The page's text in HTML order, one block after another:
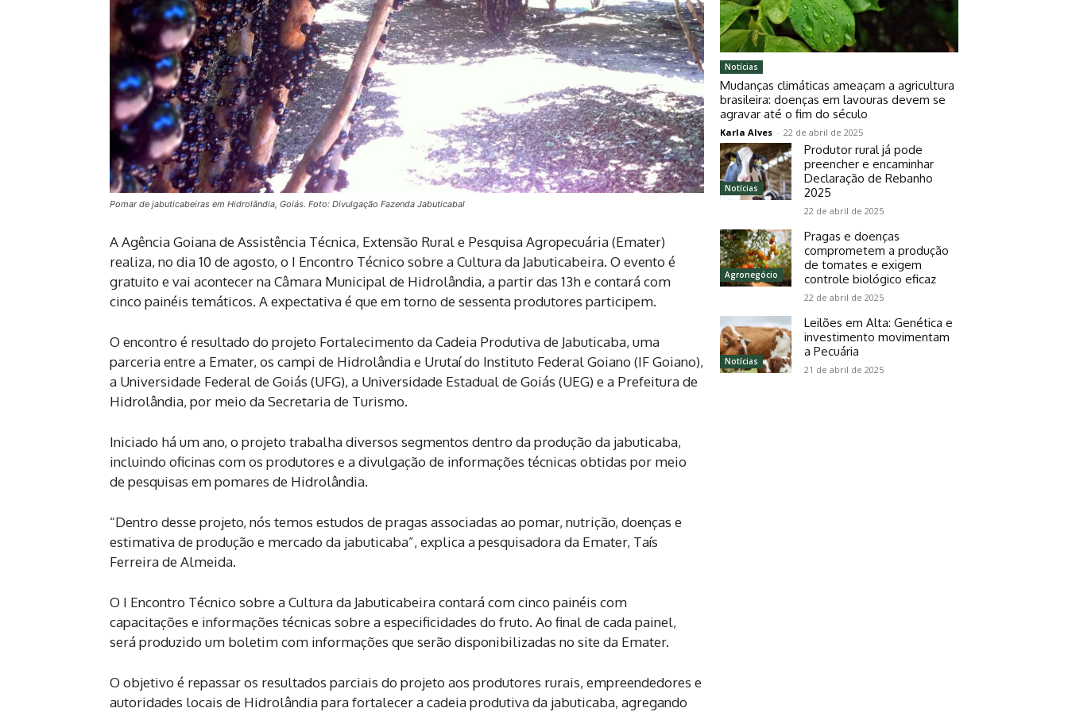
Pomar de jabuticabeiras em Hidrolândia, Goiás. Foto: Divulgação Fazenda Jabuticabal
A Agência Goiana de Assistência Técnica, Extensão Rural e Pesquisa Agropecuária (Emater)
realiza, no dia 10 de agosto, o I Encontro Técnico sobre a Cultura da Jabuticabeira. O evento é
gratuito e vai acontecer na Câmara Municipal de Hidrolândia, a partir das 13h e contará com
cinco painéis temáticos. A expectativa é que em torno de sessenta produtores participem.
O encontro é resultado do projeto Fortalecimento da Cadeia Produtiva de Jabuticaba, uma
parceria entre a Emater, os campi de Hidrolândia e Urutaí do Instituto Federal Goiano (IF Goiano),
a Universidade Federal de Goiás (UFG), a Universidade Estadual de Goiás (UEG) e a Prefeitura de
Hidrolândia, por meio da Secretaria de Turismo.
Iniciado há um ano, o projeto trabalha diversos segmentos dentro da produção da jabuticaba,
incluindo oficinas com os produtores e a divulgação de informações técnicas obtidas por meio
de pesquisas em pomares de Hidrolândia.
“Dentro desse projeto, nós temos estudos de pragas associadas ao pomar, nutrição, doenças e
estimativa de produção e mercado da jabuticaba”, explica a pesquisadora da Emater, Taís
Ferreira de Almeida.
O I Encontro Técnico sobre a Cultura da Jabuticabeira contará com cinco painéis com
capacitações e informações técnicas sobre a especificidades do fruto. Ao final de cada painel,
será produzido um boletim com informações que serão disponibilizadas no site da Emater.
O objetivo é repassar os resultados parciais do projeto aos produtores rurais, empreendedores e
autoridades locais de Hidrolândia para fortalecer a cadeia produtiva da jabuticaba, agregando
Notícias
Mudanças climáticas ameaçam a agricultura
brasileira: doenças em lavouras devem se
agravar até o fim do século
Karla Alves - 22 de abril de 2025
Notícias
Produtor rural já pode
preencher e encaminhar
Declaração de Rebanho
2025
22 de abril de 2025
Agronegócio
Pragas e doenças
comprometem a produção
de tomates e exigem
controle biológico eficaz
22 de abril de 2025
Notícias
Leilões em Alta: Genética e
investimento movimentam
a Pecuária
21 de abril de 2025